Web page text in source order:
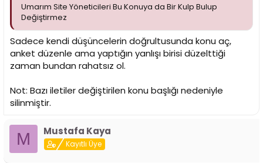
Umarım Site Yöneticileri Bu Konuya da Bir Kulp Bulup
Değiştirmez
Sadece kendi düşüncelerin doğrultusunda konu aç,
anket düzenle ama yaptığın yanlışı birisi düzelttiği
zaman bundan rahatsız ol.
Not: Bazı iletiler değiştirilen konu başlığı nedeniyle
silinmiştir.
M Mustafa Kaya
Kayıtlı Üye